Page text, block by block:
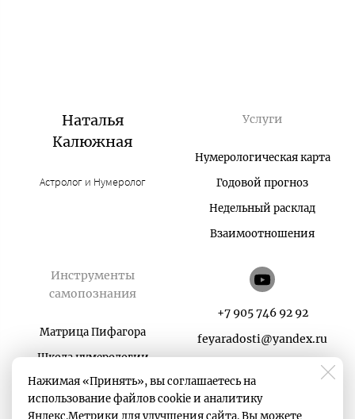
Нажимая «Принять», вы соглашаетесь на
использование файлов cookie и аналитику
Яндекс.Метрики для улучшения сайта. Вы можете
Наталья
Калюжная
Астролог и Нумеролог
Услуги
Нумерологическая карта
Годовой прогноз
Недельный расклад
Взаимоотношения
Инструменты
самопознания
Матрица Пифагора
Школа нумерологии
Карты в руки
Матрица Судьбы
+7 905 746 92 92
feyaradosti@yandex.ru